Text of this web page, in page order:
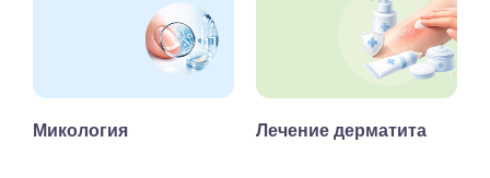
Микология Лечение дерматита